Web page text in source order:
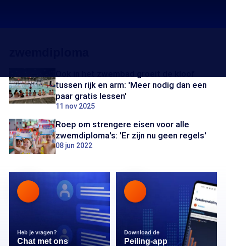
tussen rijk en arm: 'Meer nodig dan een
paar gratis lessen'
11 nov 2025
Roep om strengere eisen voor alle
zwemdiploma's: 'Er zijn nu geen regels'
08 jun 2022
Heb je vragen?
Chat met ons
Download de
Peiling-app